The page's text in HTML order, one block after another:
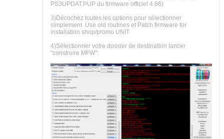
PS3UPDAT.PUP du firmware officiel 4.66)
3)Décochez toutes les options pour sélectionner
simplement Use old routines et Patch firmware for
installation shop/promo UNIT
4)Sélectionner votre dossier de destination lancer
"construire MFW":